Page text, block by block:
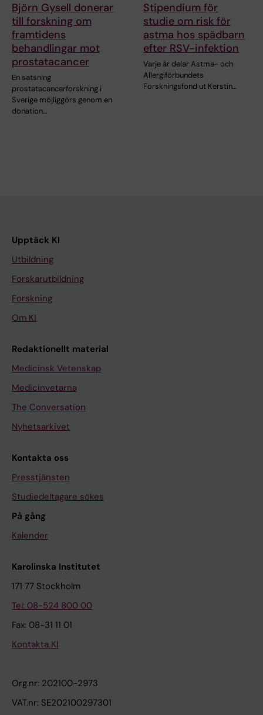
Björn Gysell donerar
till forskning om
framtidens
behandlingar mot
prostatacancer
En satsning
prostatacancerforskning i
Sverige möjliggörs genom en
donation…
Stipendium för
studie om risk för
astma hos spädbarn
efter RSV-infektion
Varje år delar Astma- och
Allergiförbundets
Forskningsfond ut Kerstin…
Upptäck KI
Utbildning
Forskarutbildning
Forskning
Om KI
Redaktionellt material
Medicinsk Vetenskap
Medicinvetarna
The Conversation
Nyhetsarkivet
Kontakta oss
Presstjänsten
Studiedeltagare sökes
På gång
Kalender
Karolinska Institutet
171 77 Stockholm
Tel: 08-524 800 00
Fax: 08-31 11 01
Kontakta KI
Org.nr: 202100-2973
VAT.nr: SE202100297301